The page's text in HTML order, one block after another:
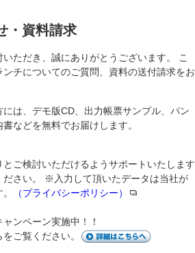
・資料請求
いただき、誠にありがとうございます。 こ
チについてのご質問、資料の送付請求をお
は、デモ版CD、出力帳票サンプル、パン
などを無料でお届けします。
ご検討いただけるようサポートいたします
ださい。 ※入力して頂いたデータは当社が
（プライバシーポリシー）
ンペーン実施中！！
ご覧ください。